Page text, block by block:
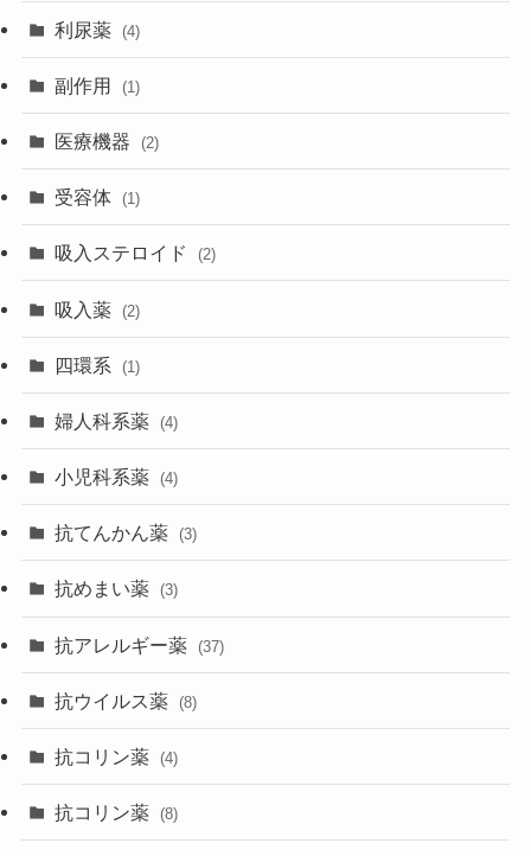
利尿薬 (4)
副作用 (1)
医療機器 (2)
受容体 (1)
吸入ステロイド (2)
吸入薬 (2)
四環系 (1)
婦人科系薬 (4)
小児科系薬 (4)
抗てんかん薬 (3)
抗めまい薬 (3)
抗アレルギー薬 (37)
抗ウイルス薬 (8)
抗コリン薬 (4)
抗コリン薬 (8)